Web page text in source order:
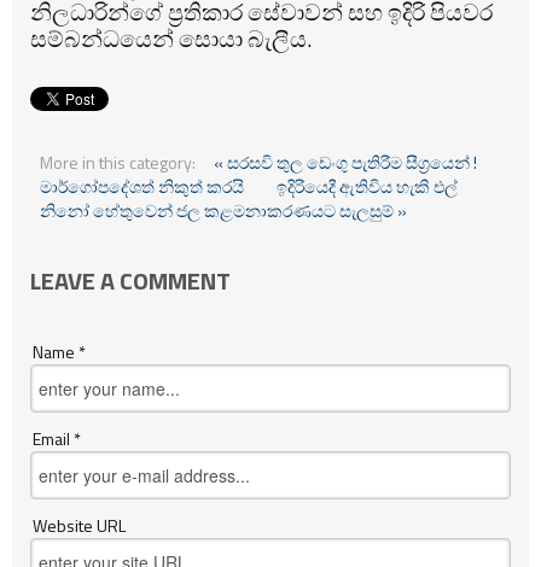
නිලධාරින්ගේ ප්‍රතිකාර සේවාවන් සහ ඉදිරි පියවර
සම්බන්ධයෙන් සොයා බැලීය.
More in this category:
« සරසවි තුල ඩෙංගු පැතිරීම සීග්‍රයෙන් !
මාර්ගෝපදේශත් නිකුත් කරයි
ඉදිරියෙදී ඇතිවිය හැකි එල්
නිනෝ හේතුවෙන් ජල කළමනාකරණයට සැලසුම් »
LEAVE A COMMENT
Name *
Email *
Website URL